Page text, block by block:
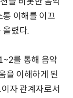
통 이해를 이끄
올렸다.
를 통해 음악
을 이해하게 된
자 관계자로서